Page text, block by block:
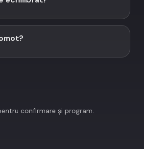
confirmare și program.